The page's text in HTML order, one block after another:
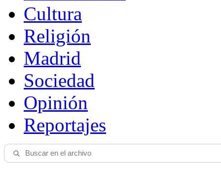
Cultura
Religión
Madrid
Sociedad
Opinión
Reportajes